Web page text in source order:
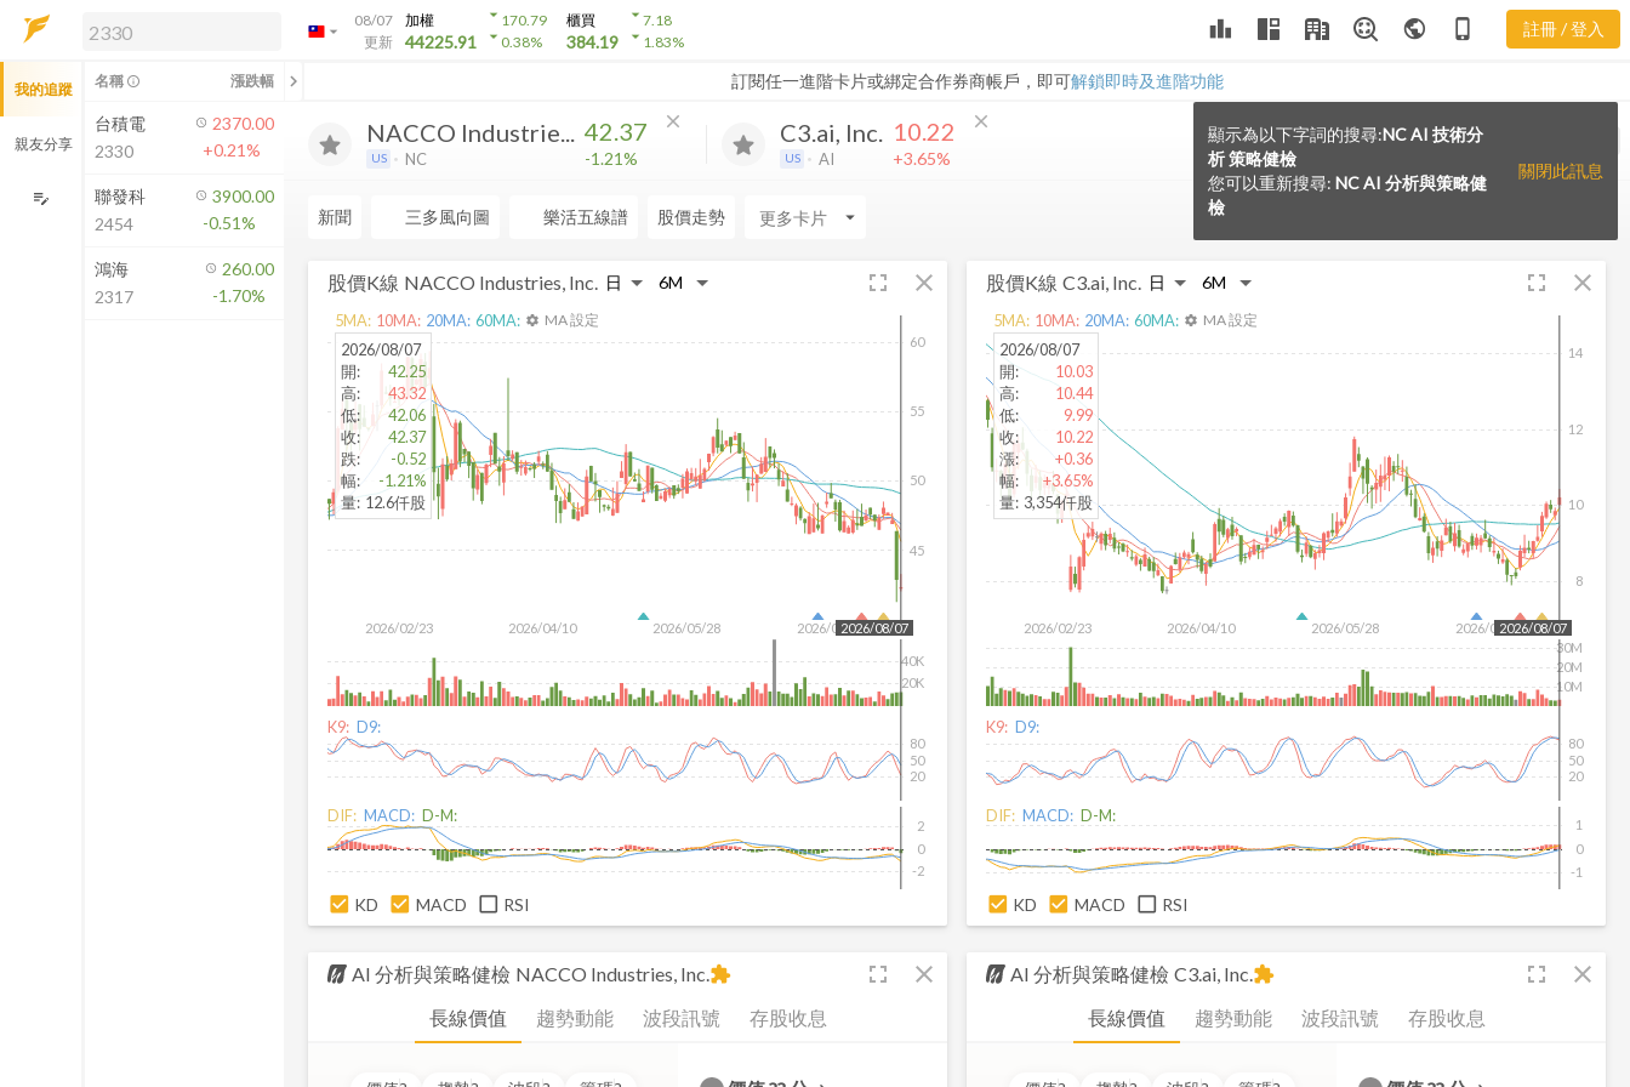
arrow_drop_down
08/07
更新
加權
44225.91
arrow_drop_down170.79
arrow_drop_down0.38%
櫃買
384.19
arrow_drop_down7.18
arrow_drop_down1.83% leaderboard public phone_iphone 註冊 / 登入
訂閱任一進階卡片或綁定合作券商帳戶，即可解鎖即時及進階功能
解鎖即時行情及進階功能
方案」，即可解鎖以下功能：
即時行情
即時市況與排行
成交金額熱力圖
前往方案訂閱
如何綁定合作券商
顯示為以下字詞的搜尋:NC AI 技術分
析 策略健檢
您可以重新搜尋: NC AI 分析與策略健
檢
關閉此訊息
NACCO Industrie...
US NC
42.37
-1.21%
close C3.ai, Inc.
US AI
10.22
+3.65%
close
新聞 三多風向圖 樂活五線譜 股價走勢 arrow_drop_down
股價K線 NACCO Industries, Inc. fullscreen close
2026/02/23 2026/04/10 2026/05/28 2026/07/16
45
50
55
60
2026/08/07
20K
40K
2026/08/07
開:
42.25
高:
43.32
低:
42.06
收:
42.37
跌:
-0.52
幅:
-1.21%
量: 12.6仟股
5MA: 10MA: 20MA: 60MA: settings MA 設定
K9: D9:
20
50
80
DIF: MACD: D-M:
-2
0
2
KD MACD RSI
股價K線 C3.ai, Inc. fullscreen close
2026/02/23 2026/04/10 2026/05/28 2026/07/16
8
10
12
14
2026/08/07
10M
20M
30M
2026/08/07
開:
10.03
高:
10.44
低:
9.99
收:
10.22
漲:
+0.36
幅:
+3.65%
量: 3,354仟股
5MA: 10MA: 20MA: 60MA: settings MA 設定
K9: D9:
20
50
80
DIF: MACD: D-M:
-1
0
1
KD MACD RSI
AI 分析與策略健檢 NACCO Industries, Inc. fullscreen close
extension
長線價值 趨勢動能 波段訊號 存股收息
AI 分析與策略健檢 C3.ai, Inc. fullscreen close
extension
長線價值 趨勢動能 波段訊號 存股收息
我的追蹤
親友分享
edit_note
名稱 info_outline 漲跌幅 chevron_left
台積電
2330
2370.00
+0.21%
聯發科
2454
3900.00
-0.51%
鴻海
2317
260.00
-1.70%